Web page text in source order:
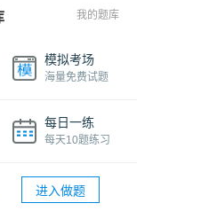
我的题库
模拟考场
海量免费试题
每日一练
每天10题练习
进入做题